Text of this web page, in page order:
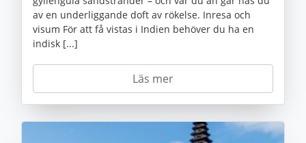
av en underliggande doft av rökelse. Inresa och
visum För att få vistas i Indien behöver du ha en
indisk [...]
Läs mer